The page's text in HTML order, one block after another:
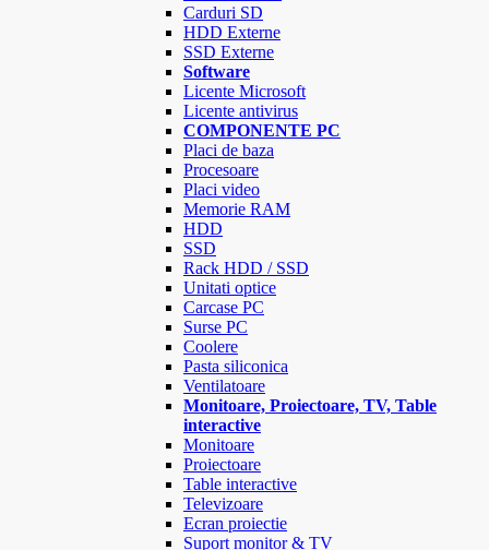
Carduri SD
HDD Externe
SSD Externe
Software
Licente Microsoft
Licente antivirus
COMPONENTE PC
Placi de baza
Procesoare
Placi video
Memorie RAM
HDD
SSD
Rack HDD / SSD
Unitati optice
Carcase PC
Surse PC
Coolere
Pasta siliconica
Ventilatoare
Monitoare, Proiectoare, TV, Table
interactive
Monitoare
Proiectoare
Table interactive
Televizoare
Ecran proiectie
Suport monitor & TV